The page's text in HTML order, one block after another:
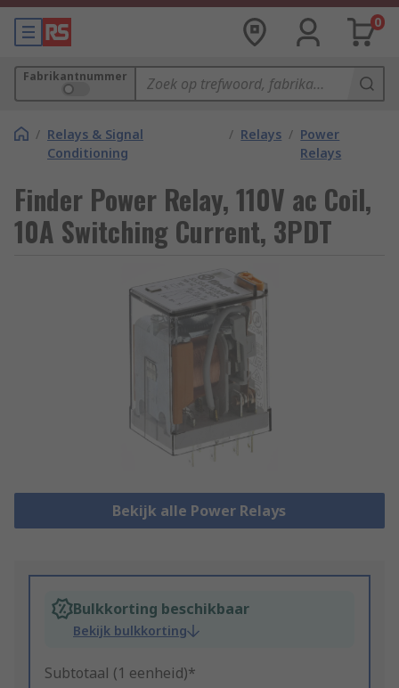
0
Fabrikantnummer
/ Relays & Signal
Conditioning
/ Relays / Power
Relays
Finder Power Relay, 110V ac Coil,
10A Switching Current, 3PDT
Bekijk alle Power Relays
Bulkkorting beschikbaar
Bekijk bulkkorting
Subtotaal (1 eenheid)*